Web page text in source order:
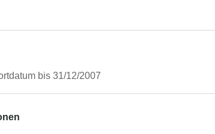
bis 31/12/2007